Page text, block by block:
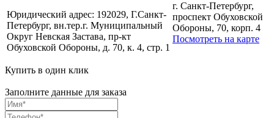
Юридический адрес: 192029, Г.Санкт-
Петербург, вн.тер.г. Муниципальный
Округ Невская Застава, пр-кт
Обуховской Обороны, д. 70, к. 4, стр. 1
г. Санкт-Петербург,
проспект Обуховской
Обороны, 70, корп. 4
Посмотреть на карте
Купить в один клик
Заполните данные для заказа